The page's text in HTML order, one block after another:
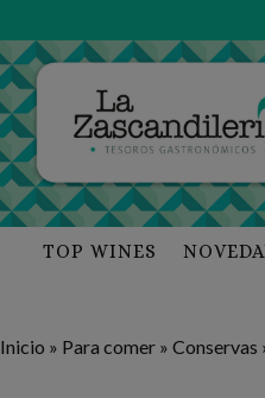
TOP WINES
Inicio » Para comer » Conservas